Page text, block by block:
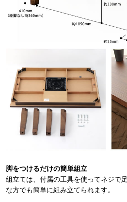
脚をつけるだけの簡単組立
組立ては、付属の工具を使ってネジで
な方でも簡単に組み立てられます。